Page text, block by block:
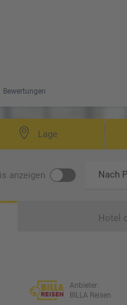
Bewertungen
Lage
anzeigen
Hotel
Anbieter:
BILLA Reisen